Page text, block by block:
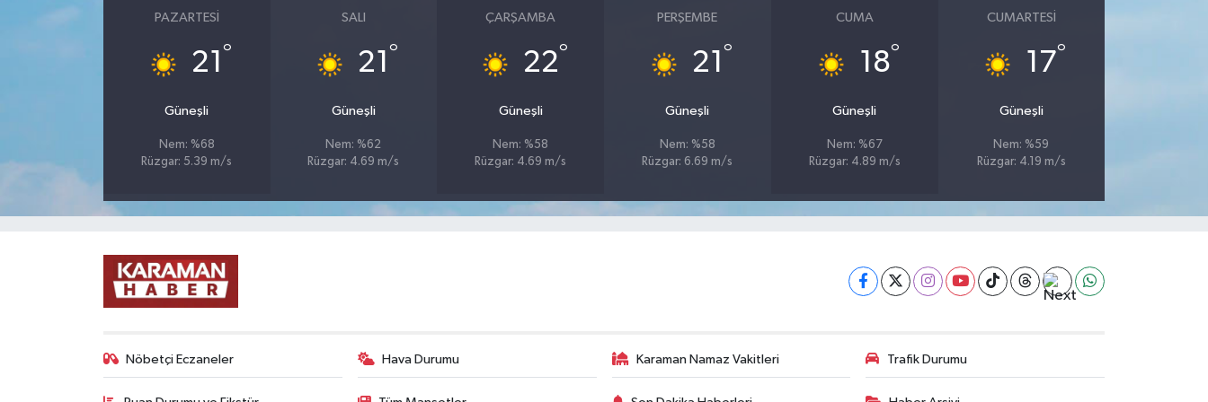
PAZARTESI
21 °
Güneşli
Nem: %68
Rüzgar: 5.39 m/s
SALI
21 °
Güneşli
Nem: %62
Rüzgar: 4.69 m/s
ÇARŞAMBA
22°
Güneşli
Nem: %58
Rüzgar: 4.69 m/s
PERŞEMBE
21 °
Güneşli
Nem: %58
Rüzgar: 6.69 m/s
CUMA
18°
Güneşli
Nem: %67
Rüzgar: 4.89 m/s
CUMARTESI
17°
Güneşli
Nem: %59
Rüzgar: 4.19 m/s
Nöbetçi Eczaneler Hava Durumu Karaman Namaz Vakitleri Trafik Durumu